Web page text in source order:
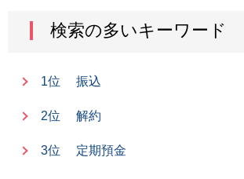
検索の多いキーワード
1位 振込
2位 解約
3位 定期預金